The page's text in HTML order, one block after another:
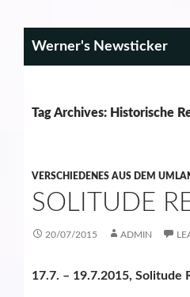
Werner's Newsticker
Tag Archives: Historische
VERSCHIEDENES AUS DEM
SOLITUDE
20/07/2015 ADMIN
17.7. – 19.7.2015, Solitude